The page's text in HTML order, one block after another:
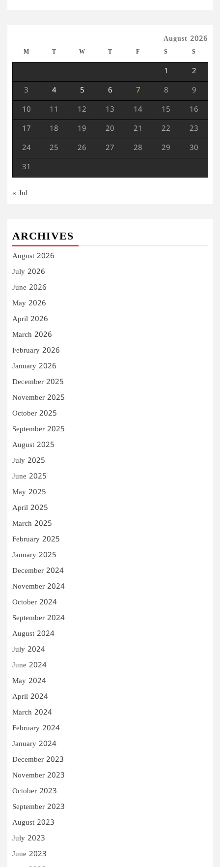
August 2026
M T W T F S S
1 2
3 4 5 6 7 8 9
10 11 12 13 14 15 16
17 18 19 20 21 22 23
24 25 26 27 28 29 30
31
« Jul
ARCHIVES
August 2026
July 2026
June 2026
May 2026
April 2026
March 2026
February 2026
January 2026
December 2025
November 2025
October 2025
September 2025
August 2025
July 2025
June 2025
May 2025
April 2025
March 2025
February 2025
January 2025
December 2024
November 2024
October 2024
September 2024
August 2024
July 2024
June 2024
May 2024
April 2024
March 2024
February 2024
January 2024
December 2023
November 2023
October 2023
September 2023
August 2023
July 2023
June 2023